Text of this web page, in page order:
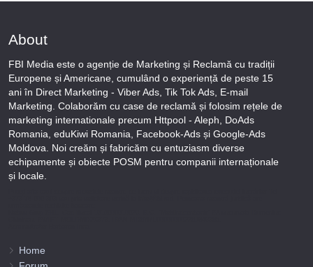
About
FBI Media este o agenție de Marketing și Reclamă cu tradiții
Europene și Americane, cumulând o experiență de peste 15
ani în Direct Marketing - Viber Ads, Tik Tok Ads, E-mail
Marketing. Colaborăm cu case de reclamă și folosim rețele de
marketing internationale precum Httpool - Aleph, DoAds
Romania, eduKiwi Romania, Facebook-Ads și Google-Ads
Moldova. Noi creăm și fabricăm cu entuziasm diverse
echipamente și obiecte POSM pentru companii internaționale
și locale.
Home